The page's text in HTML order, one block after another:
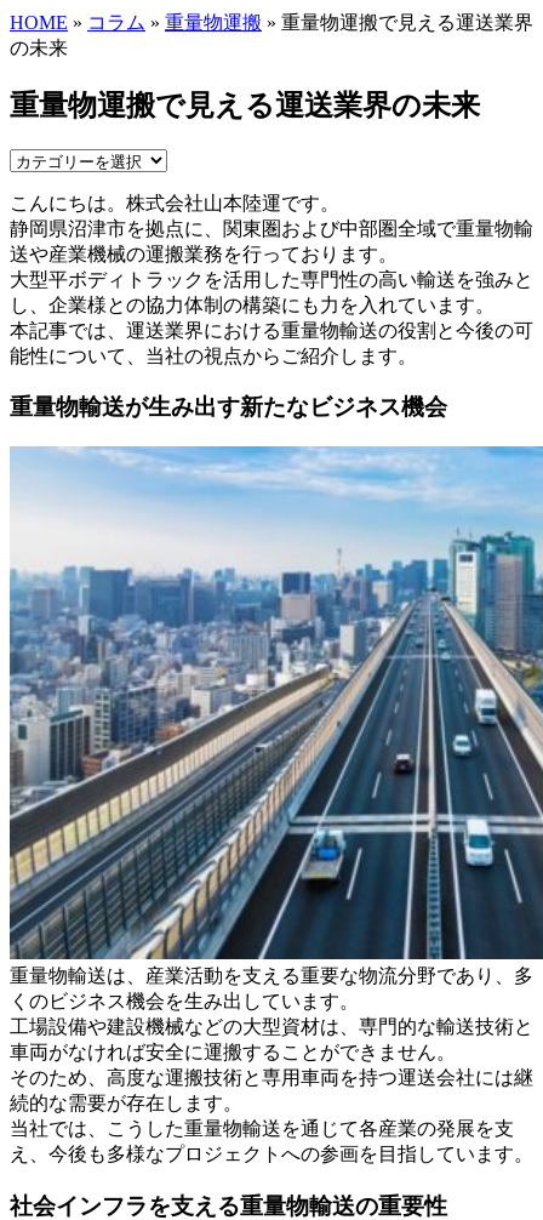
HOME » コラム » 重量物運搬 » 重量物運搬で見える運送業界
の未来
重量物運搬で見える運送業界の未来
こんにちは。株式会社山本陸運です。
静岡県沼津市を拠点に、関東圏および中部圏全域で重量物輸
送や産業機械の運搬業務を行っております。
大型平ボディトラックを活用した専門性の高い輸送を強みと
し、企業様との協力体制の構築にも力を入れています。
本記事では、運送業界における重量物輸送の役割と今後の可
能性について、当社の視点からご紹介します。
重量物輸送が生み出す新たなビジネス機会
重量物輸送は、産業活動を支える重要な物流分野であり、多
くのビジネス機会を生み出しています。
工場設備や建設機械などの大型資材は、専門的な輸送技術と
車両がなければ安全に運搬することができません。
そのため、高度な運搬技術と専用車両を持つ運送会社には継
続的な需要が存在します。
当社では、こうした重量物輸送を通じて各産業の発展を支
え、今後も多様なプロジェクトへの参画を目指しています。
社会インフラを支える重量物輸送の重要性